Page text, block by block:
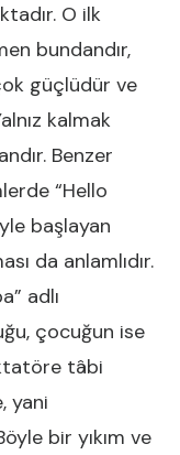
O ilk
bundandır,
güçlüdür ve
kalmak
Benzer
“Hello
başlayan
da anlamlıdır.
adlı
çocuğun ise
tâbi
yani
bir yıkım ve